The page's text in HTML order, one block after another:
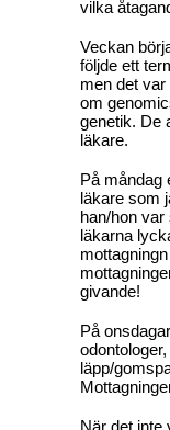
vilka
Veckan
följde ett
men det
om
genetik. De
läkare.
På måndag
läkare som
han/hon
läkarna
givande!
På
läpp/
När det inte